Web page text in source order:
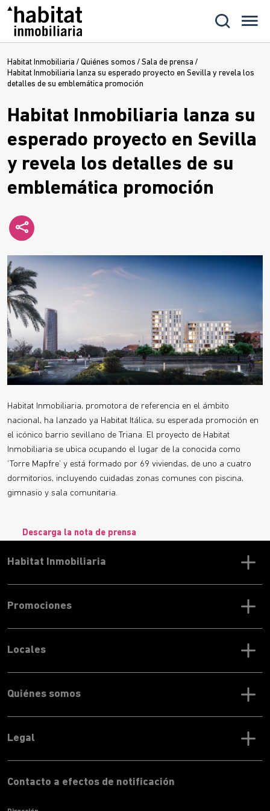
Habitat Inmobiliaria / Quiénes somos / Sala de prensa /
Habitat Inmobiliaria lanza su esperado proyecto en Sevilla y revela los
detalles de su emblemática promoción
Habitat Inmobiliaria lanza su
esperado proyecto en Sevilla
y revela los detalles de su
emblemática promoción
Habitat Inmobiliaria, promotora de referencia en el ámbito
nacional, ha lanzado ya Habitat Itálica, su esperada promoción en
el icónico barrio sevillano de Triana. El proyecto de Habitat
Inmobiliaria se ubica ocupando el lugar de la conocida como
‘Torre Mapfre’ y está formado por 69 viviendas, de uno a cuatro
dormitorios, incluyendo cuidadas zonas comunes con piscina,
gimnasio y sala comunitaria.
Descarga la nota de prensa
Promociones
Locales
Contacto a efectos de notificación
Quiénes somos
Legal
Habitat Inmobiliaria